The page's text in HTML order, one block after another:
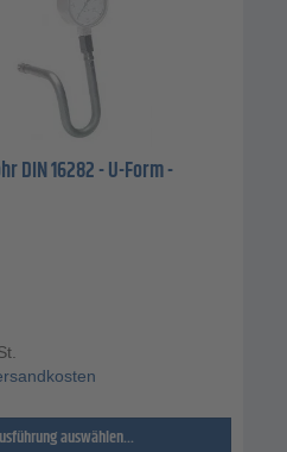
DIN 16282 - U-Form -
auswählen...